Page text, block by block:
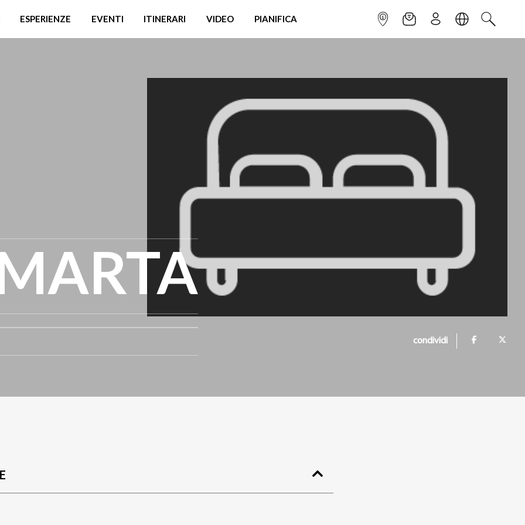
ESPERIENZE EVENTI ITINERARI VIDEO PIANIFICA INFOPOINTNEWSLETTER
ISCRIVITILINGUACERCA
condividi